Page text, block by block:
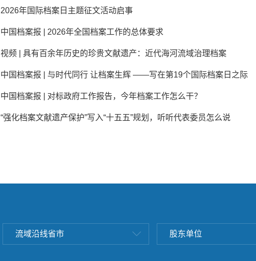
2026年国际档案日主题征文活动启事
中国档案报 | 2026年全国档案工作的总体要求
视频 | 具有百余年历史的珍贵文献遗产：近代海河流域治理档案
中国档案报 | 与时代同行 让档案生辉 ——写在第19个国际档案日之际
中国档案报 | 对标政府工作报告，今年档案工作怎么干？
“强化档案文献遗产保护”写入“十五五”规划，听听代表委员怎么说
流域沿线省市 股东单位